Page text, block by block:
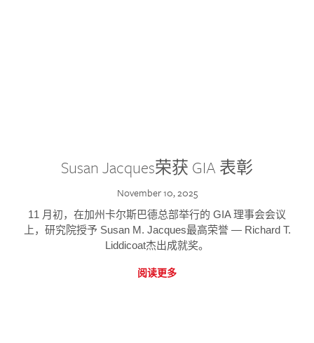
Susan Jacques荣获 GIA 表彰
November 10, 2025
11 月初，在加州卡尔斯巴德总部举行的 GIA 理事会会议
上，研究院授予 Susan M. Jacques最高荣誉 — Richard T.
Liddicoat杰出成就奖。
阅读更多